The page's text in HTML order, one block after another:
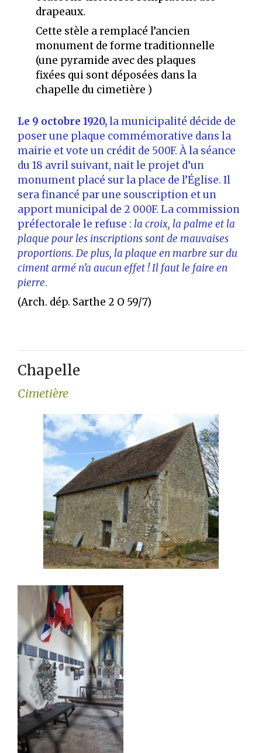
drapeaux.
Cette stèle a remplacé l’ancien
monument de forme traditionnelle
(une pyramide avec des plaques
fixées qui sont déposées dans la
chapelle du cimetière )
Le 9 octobre 1920,la municipalité décide de
poser une plaque commémorative dans la
mairie et vote un crédit de 500F. À la séance
du 18 avril suivant, nait le projet d’un
monument placé sur la place de l’Église. Il
sera financé par une souscription et un
apport municipal de 2 000F. La commission
préfectorale le refuse : la croix, la palme et la
plaque pour les inscriptions sont de mauvaises
proportions. De plus, la plaque en marbre sur du
ciment armé n’a aucun effet ! Il faut le faire en
pierre.
(Arch. dép. Sarthe 2 O 59/7)
Chapelle
Cimetière